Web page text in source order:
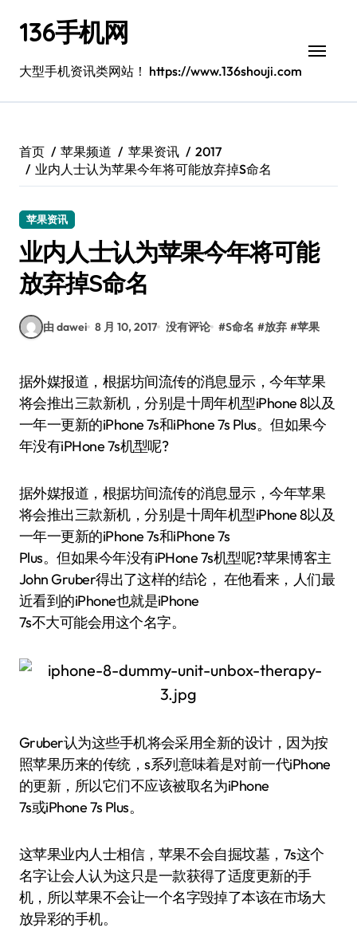
136手机网
大型手机资讯类网站！ https://www.136shouji.com
首页 苹果频道 苹果资讯
2017
业内人士认为苹果今年将可能放弃掉S命名
苹果资讯
业内人士认为苹果今年将可能
放弃掉S命名
由 dawei 8 月 10, 2017 没有评论 #S命名 #放弃 #苹果
据外媒报道，根据坊间流传的消息显示，今年苹果
将会推出三款新机，分别是十周年机型iPhone 8以及
一年一更新的iPhone 7s和iPhone 7s Plus。但如果今
年没有iPHone 7s机型呢?
据外媒报道，根据坊间流传的消息显示，今年苹果
将会推出三款新机，分别是十周年机型iPhone 8以及
一年一更新的iPhone 7s和iPhone 7s
Plus。但如果今年没有iPHone 7s机型呢?苹果博客主
John Gruber得出了这样的结论， 在他看来，人们最
近看到的iPhone也就是iPhone
7s不大可能会用这个名字。
Gruber认为这些手机将会采用全新的设计，因为按
照苹果历来的传统，s系列意味着是对前一代iPhone
的更新，所以它们不应该被取名为iPhone
7s或iPhone 7s Plus。
这苹果业内人士相信，苹果不会自掘坟墓，7s这个
名字让会人认为这只是一款获得了适度更新的手
机，所以苹果不会让一个名字毁掉了本该在市场大
放异彩的手机。